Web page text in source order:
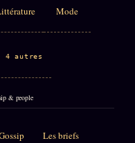
Mode
4 autres
& people
Les briefs